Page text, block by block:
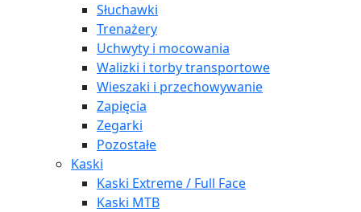
Słuchawki
Trenażery
Uchwyty i mocowania
Walizki i torby transportowe
Wieszaki i przechowywanie
Zapięcia
Zegarki
Pozostałe
Kaski
Kaski Extreme / Full Face
Kaski MTB